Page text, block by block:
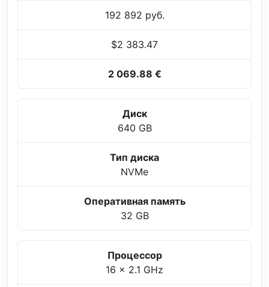
192 892 руб.
$2 383.47
2 069.88 €
Диск
640 GB
Тип диска
NVMe
Оперативная память
32 GB
Процессор
16 x 2.1 GHz